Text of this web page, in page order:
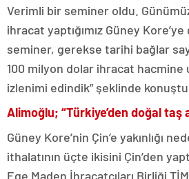
Verimli bir seminer oldu.
ihracat yaptığımız Güney
seminer, gerekse tarihi bağlar
100 milyon dolar ihracat hacmine
izlenimi edindik” şeklinde konuştu.
Alimoğlu; “Türkiye’den doğal taş
Güney Kore’nin Çin’e yakınlığı
ithalatının üçte ikisini Çin’den
Ege Maden İhracatçıları Birliği